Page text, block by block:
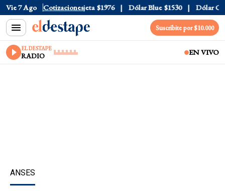
Vie 7 Ago Cotizaciones
$1520 Dólar Tarjeta $1976 Dólar Blue $1530 Dólar CCL
Suscribite por $10.000
EL DESTAPE
RADIO EN VIVO
ANSES